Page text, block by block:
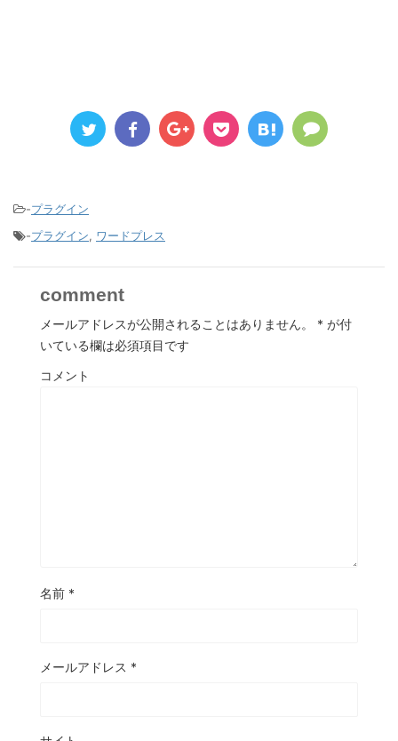
-プラグイン
-プラグイン, ワードプレス
comment
メールアドレスが公開されることはありません。 * が付
いている欄は必須項目です
コメント
名前 *
メールアドレス *